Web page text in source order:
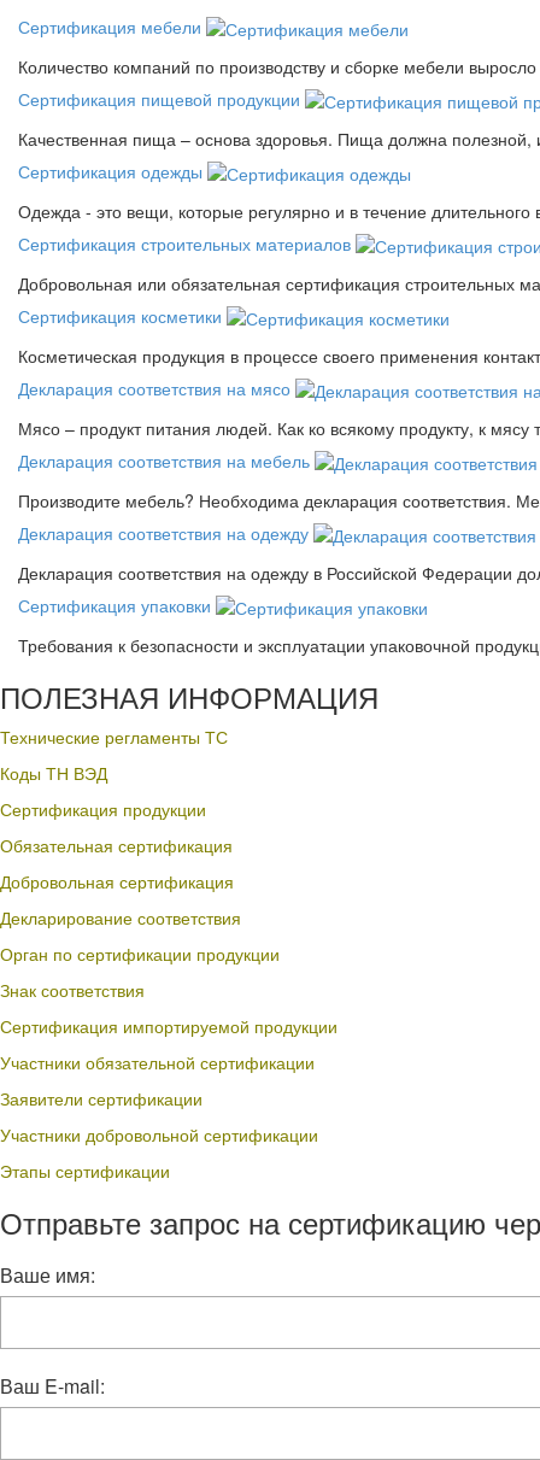
Сертификация мебели
Количество компаний по производству и сборке мебели
Сертификация пищевой продукции
Качественная пища – основа здоровья. Пища должна
Сертификация одежды
Одежда - это вещи, которые регулярно и в течение
Сертификация строительных материалов
Добровольная или обязательная сертификация строительных
Сертификация косметики
Косметическая продукция в процессе своего применения
Декларация соответствия на мясо
Мясо – продукт питания людей. Как ко всякому продукту, к мясу
Декларация соответствия на мебель
Производите мебель? Необходима декларация соответствия.
Декларация соответствия на одежду
Декларация соответствия на одежду в Российской Федерации
Сертификация упаковки
Требования к безопасности и эксплуатации упаковочной
ПОЛЕЗНАЯ ИНФОРМАЦИЯ
Технические регламенты ТС
Коды ТН ВЭД
Сертификация продукции
Обязательная сертификация
Добровольная сертификация
Декларирование соответствия
Орган по сертификации продукции
Знак соответствия
Сертификация импортируемой продукции
Участники обязательной сертификации
Заявители сертификации
Участники добровольной сертификации
Этапы сертификации
Отправьте запрос на сертификацию
Ваше имя:
Ваш E-mail: